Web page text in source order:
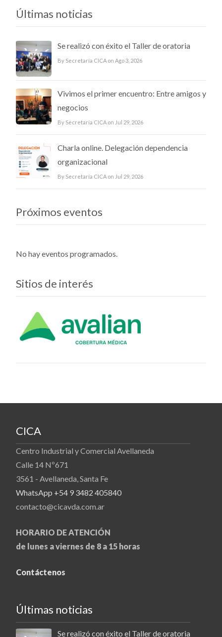
Últimas noticias
Se realizó con éxito el Taller de oratoria
By Secretaría CICA on Ago 3, 2026
Vivimos el primer encuentro: Entre amigos y
negocios
By Secretaría CICA on Jul 29, 2026
Charla online. Delegación dependencia
organizacional
By Secretaría CICA on Jul 29, 2026
Próximos eventos
No hay eventos programados.
Sitios de interés
CICA
Centro Industrial y Comercial Avellaneda
Calle 14 Nº671
3561 - Avellaneda, Santa Fe
WhatsApp +54 9 3482 405840
contacto@cicavda.com.ar
HORARIO DE ATENCIÓN
de lunes a viernes de 8 a 15 horas
Contáctenos
Últimas noticias
Se realizó con éxito el Taller de oratoria